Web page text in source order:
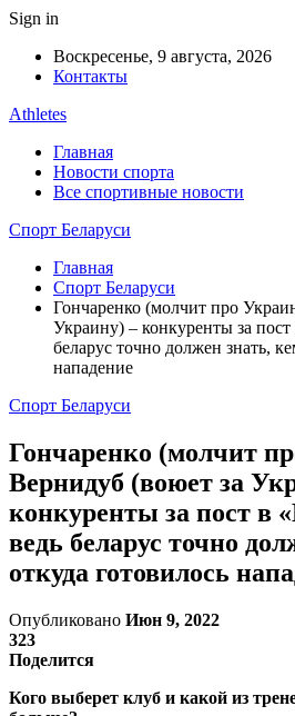
Sign in
Воскресенье, 9 августа, 2026
Контакты
Athletes
Главная
Новости спорта
Все спортивные новости
Спорт Беларуси
Главная
Спорт Беларуси
Гончаренко (молчит про
Украину) – конкуренты за
беларус точно должен знать,
нападение
Спорт Беларуси
Гончаренко (молчит
Вернидуб (воюет за
конкуренты за пост в
ведь беларус точно
откуда готовилось
Опубликовано Июн 9, 2022
323
Поделится
Кого выберет клуб и какой из